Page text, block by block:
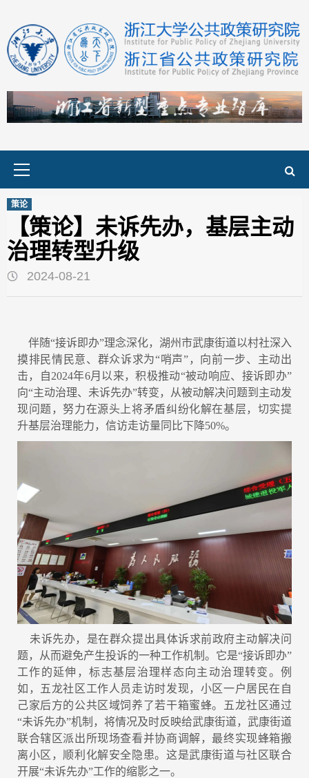
content
策论
【策论】未诉先办，基层主动
治理转型升级
2024-08-21
伴随“接诉即办”理念深化，湖州市武康街道以村社深入
摸排民情民意、群众诉求为“哨声”，向前一步、主动出
击，自2024年6月以来，积极推动“被动响应、接诉即办”
向“主动治理、未诉先办”转变，从被动解决问题到主动发
现问题，努力在源头上将矛盾纠纷化解在基层，切实提
升基层治理能力，信访走访量同比下降50%。
未诉先办，是在群众提出具体诉求前政府主动解决问
题，从而避免产生投诉的一种工作机制。它是“接诉即办”
工作的延伸，标志基层治理样态向主动治理转变。例
如，五龙社区工作人员走访时发现，小区一户居民在自
己家后方的公共区域饲养了若干箱蜜蜂。五龙社区通过
“未诉先办”机制，将情况及时反映给武康街道，武康街道
联合辖区派出所现场查看并协商调解，最终实现蜂箱搬
离小区，顺利化解安全隐患。这是武康街道与社区联合
开展“未诉先办”工作的缩影之一。